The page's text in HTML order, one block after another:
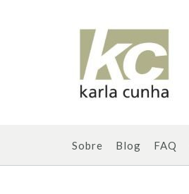
Sobre Blog FAQ